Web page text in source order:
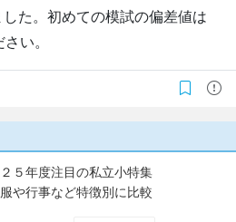
た。初めての模試の偏差値は
い。